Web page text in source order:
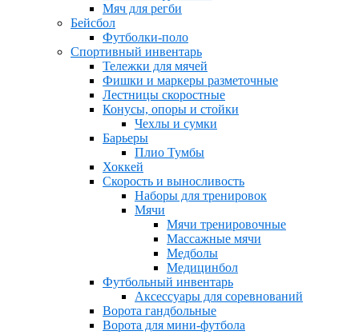
Мяч для регби
Бейсбол
Футболки-поло
Спортивный инвентарь
Тележки для мячей
Фишки и маркеры разметочные
Лестницы скоростные
Конусы, опоры и стойки
Чехлы и сумки
Барьеры
Плио Тумбы
Хоккей
Скорость и выносливость
Наборы для тренировок
Мячи
Мячи тренировочные
Массажные мячи
Медболы
Медицинбол
Футбольный инвентарь
Аксессуары для соревнований
Ворота гандбольные
Ворота для мини-футбола